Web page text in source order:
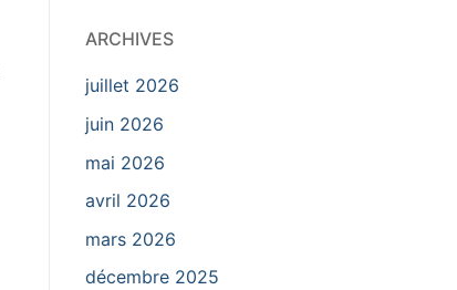
ARCHIVES
juillet 2026
juin 2026
mai 2026
avril 2026
mars 2026
décembre 2025